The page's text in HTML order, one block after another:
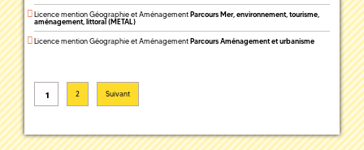
Licence mention Géographie et AménagementParcours Mer, environnement, tourisme,
aménagement, littoral (METAL)
Licence mention Géographie et AménagementParcours Aménagement et urbanisme
1